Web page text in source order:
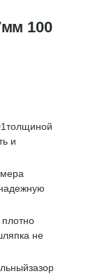
100
и
плотно
не